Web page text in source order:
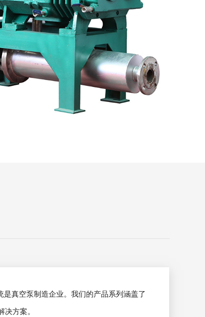
是真空泵制造企业。我们的产品系列涵盖了
方案。